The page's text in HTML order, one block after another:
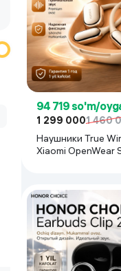
Virtual haqiqat
Aqlli
94 719 so'm/
1 299 0001 460
Наушники True
Xiaomi OpenWear